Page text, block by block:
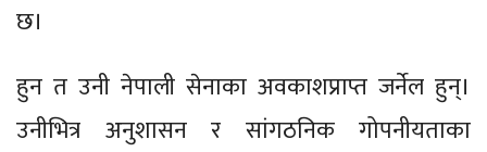
छ।
हुन त उनी नेपाली सेनाका अवकाशप्राप्त जर्नेल हुन्।
उनीभित्र अनुशासन र सांगठनिक गोपनीयताका